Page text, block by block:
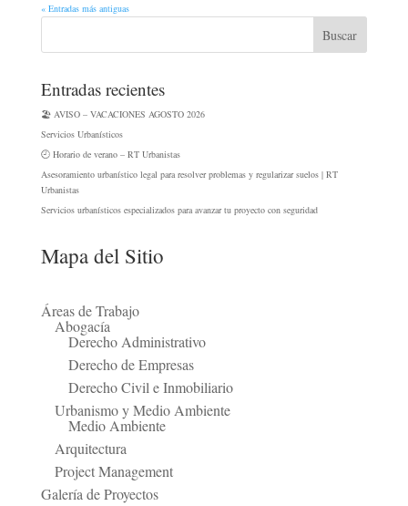
« Entradas más antiguas
Entradas recientes
🏖️ AVISO – VACACIONES AGOSTO 2026
Servicios Urbanísticos
🕘 Horario de verano – RT Urbanistas
Asesoramiento urbanístico legal para resolver problemas y regularizar suelos | RT
Urbanistas
Servicios urbanísticos especializados para avanzar tu proyecto con seguridad
Mapa del Sitio
Áreas de Trabajo
Abogacía
Derecho Administrativo
Derecho de Empresas
Derecho Civil e Inmobiliario
Urbanismo y Medio Ambiente
Medio Ambiente
Arquitectura
Project Management
Galería de Proyectos